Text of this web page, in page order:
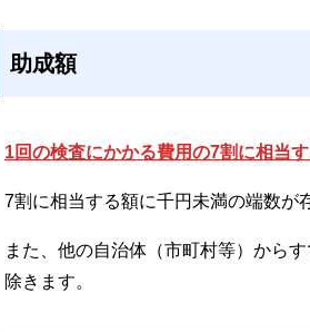
助成額
1回の検査にかかる費用の7割に相当
7割に相当する額に千円未満の端数が
また、他の自治体（市町村等）から
除きます。